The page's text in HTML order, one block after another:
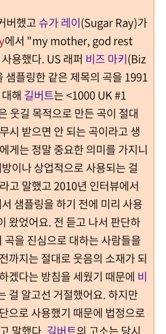
버했고 슈가 레이(Sugar Ray)가
에서 "my mother, god rest
용했다. US래퍼 비즈 마키(Biz
플링한 같은 제목의 곡을 1991
해 길버트는<1000 UK #1
웃길 목적으로 만든 곡이 절대
시 받으면 안 되는 곡이라고 생
게는 정말 중요한 의미를 가지니
이나 상업적으로 사용되는 걸
고 말했고 2010년 인터뷰에서
샘플링을 하기 전에 미리 사용
왔었어요. 전 듣고 나서 판단하
곡을 진심으로 대하는 사람들을
까지는 절대로 웃음의 소재가 되
겠다는 방침을 세웠기 때문에 비
걸 알고선 거절했어요. 하지만
으로 사용했기 때문에 법정으로
말했다. 길버트의 고소는 당시